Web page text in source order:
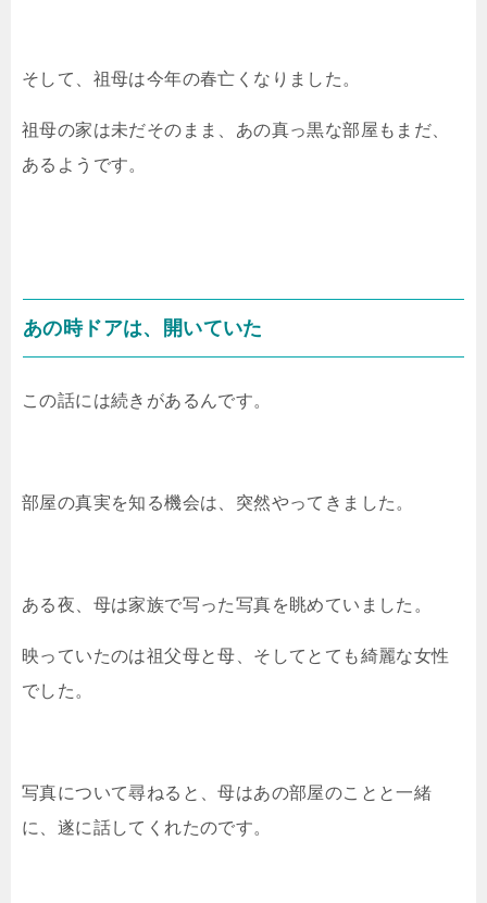
そして、祖母は今年の春亡くなりました。
祖母の家は未だそのまま、あの真っ黒な部屋もまだ、
あるようです。
あの時ドアは、開いていた
この話には続きがあるんです。
部屋の真実を知る機会は、突然やってきました。
ある夜、母は家族で写った写真を眺めていました。
映っていたのは祖父母と母、そしてとても綺麗な女性
でした。
写真について尋ねると、母はあの部屋のことと一緒
に、遂に話してくれたのです。